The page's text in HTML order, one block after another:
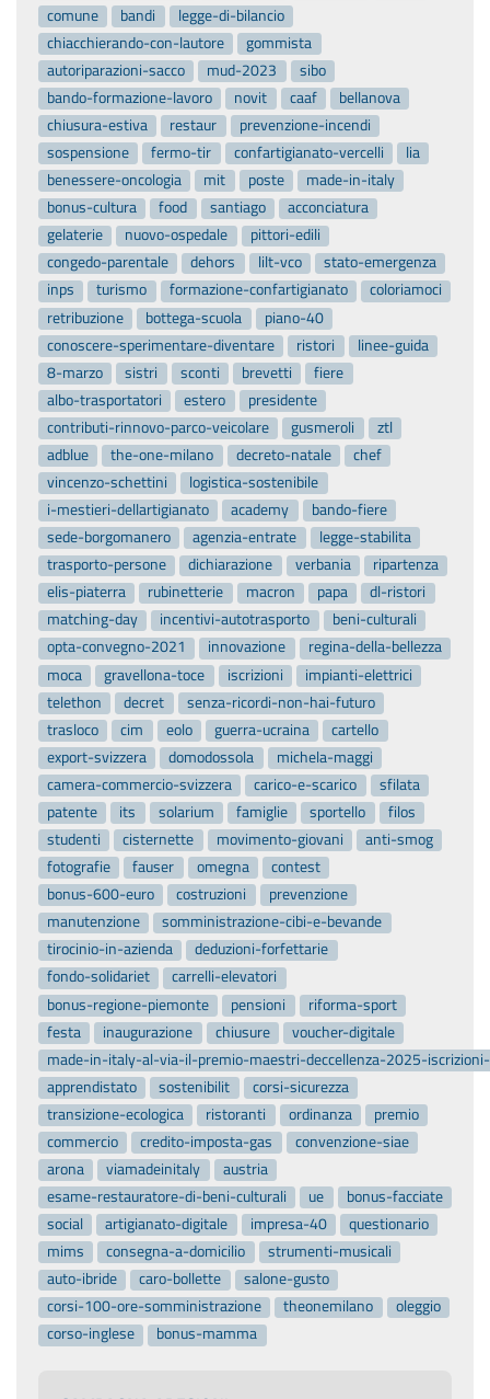
comune
bandi
legge-di-bilancio
chiacchierando-con-lautore
gommista
autoriparazioni-sacco
mud-2023
sibo
bando-formazione-lavoro
novit caaf
bellanova
chiusura-estiva
restaur
prevenzione-incendi
sospensione
fermo-tir confartigianato-vercelli
lia
benessere-oncologia
mit poste
made-in-italy
bonus-cultura
food santiago
acconciatura
gelaterie
nuovo-ospedale
pittori-edili
congedo-parentale
dehors lilt-vco
stato-emergenza
inps
turismo formazione-confartigianato
coloriamoci
retribuzione
bottega-scuola
piano-40
conoscere-sperimentare-diventare
ristori
linee-guida
8-marzo
sistri sconti brevetti
fiere
albo-trasportatori
estero
presidente
contributi-rinnovo-parco-veicolare
gusmeroli
ztl
adblue
the-one-milano decreto-natale
chef
vincenzo-schettini
logistica-sostenibile
i-mestieri-dellartigianato
academy
bando-fiere
sede-borgomanero
agenzia-entrate
legge-stabilita
trasporto-persone
dichiarazione verbania
ripartenza
elis-piaterra
rubinetterie macron papa
dl-ristori
matching-day
incentivi-autotrasporto
beni-culturali
opta-convegno-2021
innovazione
regina-della-bellezza
moca
gravellona-toce iscrizioni
impianti-elettrici
telethon
decret
senza-ricordi-non-hai-futuro
trasloco
cim eolo guerra-ucraina
cartello
export-svizzera
domodossola
michela-maggi
camera-commercio-svizzera
carico-e-scarico
sfilata
patente
its solarium famiglie sportello
filos
studenti
cisternette movimento-giovani
anti-smog
fotografie
fauser omegna
contest
bonus-600-euro
costruzioni
prevenzione
manutenzione
somministrazione-cibi-e-bevande
tirocinio-in-azienda
deduzioni-forfettarie
fondo-solidariet
carrelli-elevatori
bonus-regione-piemonte
pensioni
riforma-sport
festa
inaugurazione chiusure
voucher-digitale
made-in-italy-al-via-il-premio-maestri-deccellenza-2025-
apprendistato
sostenibilit
corsi-sicurezza
transizione-ecologica
ristoranti ordinanza
premio
commercio
credito-imposta-gas
convenzione-siae
arona
viamadeinitaly
austria
esame-restauratore-di-beni-culturali
ue
bonus-facciate
social
artigianato-digitale impresa-40
questionario
mims
consegna-a-domicilio
strumenti-musicali
auto-ibride
caro-bollette
salone-gusto
corsi-100-ore-somministrazione
theonemilano
oleggio
corso-inglese
bonus-mamma